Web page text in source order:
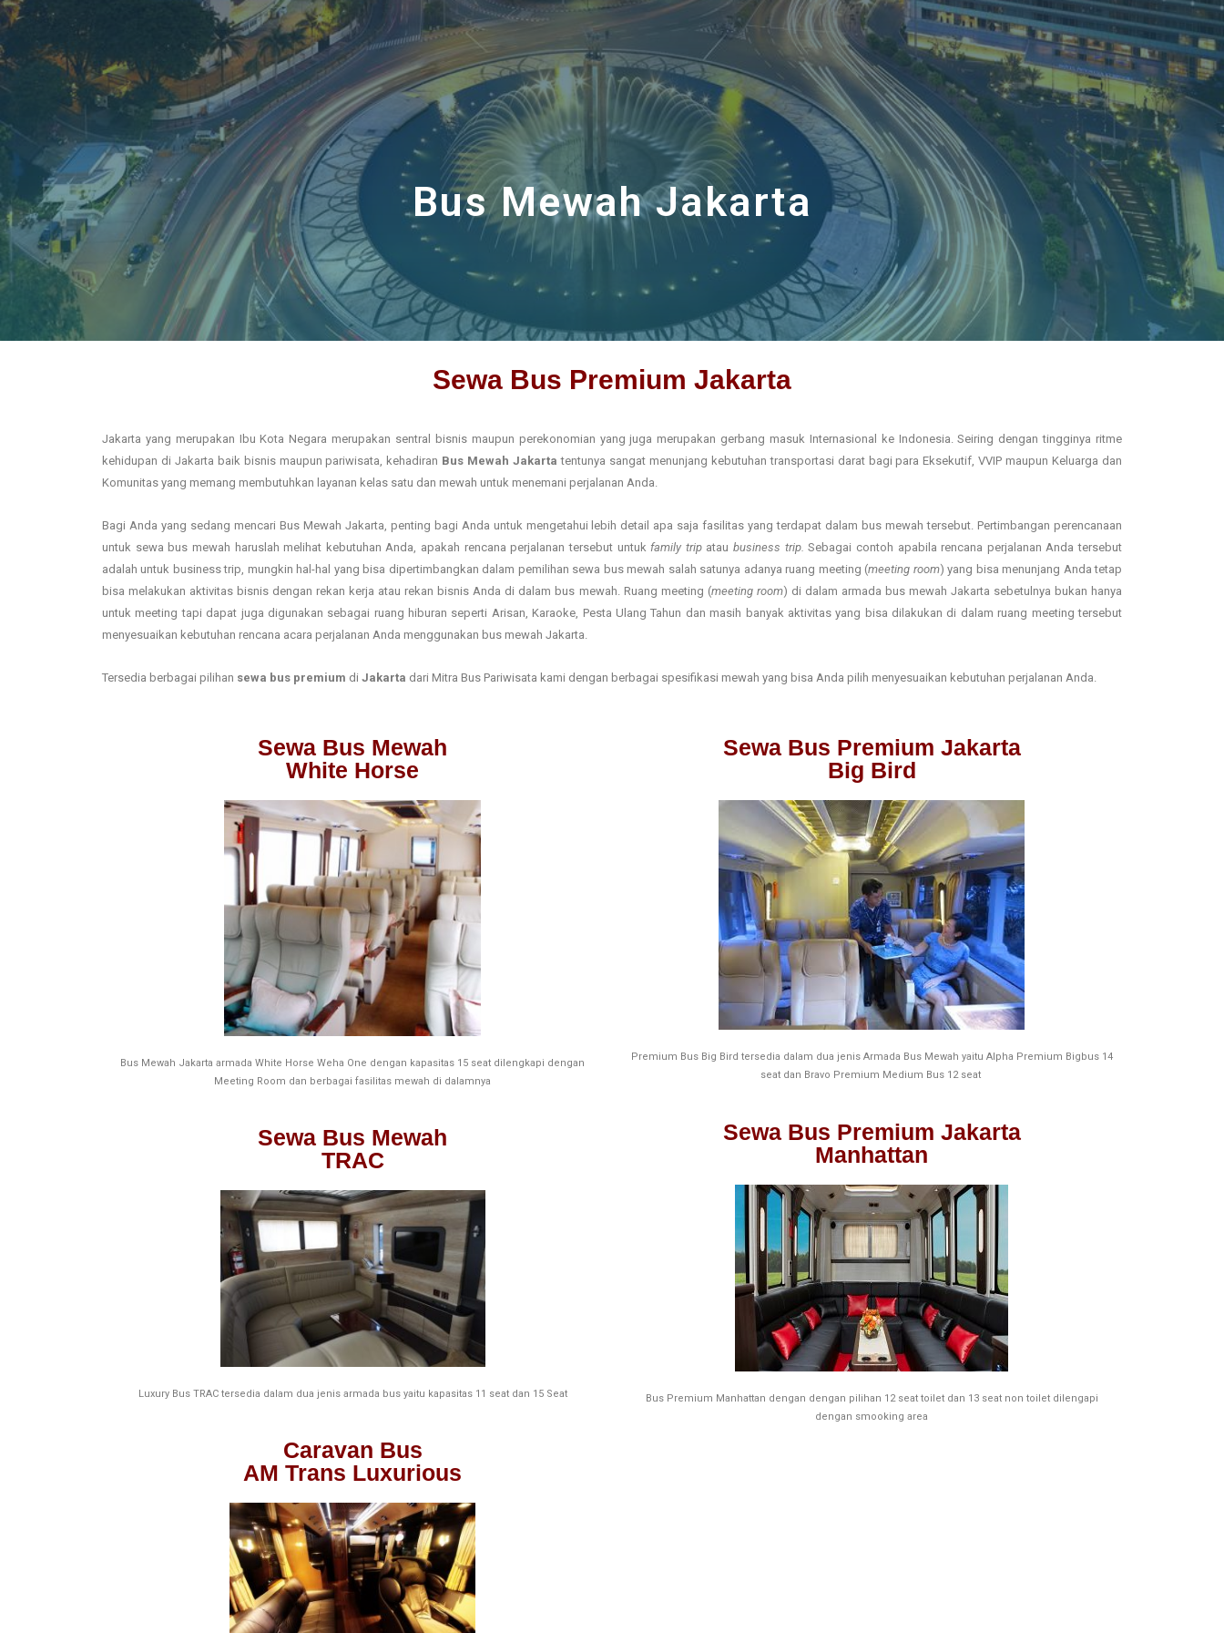
Bus Mewah Jakarta
Sewa Bus Premium Jakarta
Jakarta yang merupakan Ibu Kota Negara merupakan sentral bisnis maupun perekonomian yang juga merupakan gerbang masuk Internasional ke Indonesia. Seiring dengan tingginya ritme
kehidupan di Jakarta baik bisnis maupun pariwisata, kehadiran Bus Mewah Jakarta tentunya sangat menunjang kebutuhan transportasi darat bagi para Eksekutif, VVIP maupun Keluarga dan
Komunitas yang memang membutuhkan layanan kelas satu dan mewah untuk menemani perjalanan Anda.
Bagi Anda yang sedang mencari Bus Mewah Jakarta, penting bagi Anda untuk mengetahui lebih detail apa saja fasilitas yang terdapat dalam bus mewah tersebut. Pertimbangan perencanaan
untuk sewa bus mewah haruslah melihat kebutuhan Anda, apakah rencana perjalanan tersebut untuk family tripatau business trip.Sebagai contoh apabila rencana perjalanan Anda tersebut
adalah untuk business trip, mungkin hal-hal yang bisa dipertimbangkan dalam pemilihan sewa bus mewah salah satunya adanya ruang meeting (meeting room) yang bisa menunjang Anda tetap
bisa melakukan aktivitas bisnis dengan rekan kerja atau rekan bisnis Anda di dalam bus mewah. Ruang meeting (meeting room) di dalam armada bus mewah Jakarta sebetulnya bukan hanya
untuk meeting tapi dapat juga digunakan sebagai ruang hiburan seperti Arisan, Karaoke, Pesta Ulang Tahun dan masih banyak aktivitas yang bisa dilakukan di dalam ruang meeting tersebut
menyesuaikan kebutuhan rencana acara perjalanan Anda menggunakan bus mewah Jakarta.
Tersedia berbagai pilihan sewa bus premium di Jakarta dari Mitra Bus Pariwisata kami dengan berbagai spesifikasi mewah yang bisa Anda pilih menyesuaikan kebutuhan perjalanan Anda.
Sewa Bus Mewah
White Horse
Bus Mewah Jakarta armada White Horse Weha One dengan kapasitas 15 seat dilengkapi dengan
Meeting Room dan berbagai fasilitas mewah di dalamnya
Sewa Bus Mewah
TRAC
Luxury Bus TRAC tersedia dalam dua jenis armada bus yaitu kapasitas 11 seat dan 15 Seat
Caravan Bus
AM Trans Luxurious
Sewa Bus Premium Jakarta
Big Bird
Premium Bus Big Bird tersedia dalam dua jenis Armada Bus Mewah yaitu Alpha Premium Bigbus 14
seat dan Bravo Premium Medium Bus 12 seat
Sewa Bus Premium Jakarta
Manhattan
Bus Premium Manhattan dengan dengan pilihan 12 seat toilet dan 13 seat non toilet dilengapi
dengan smooking area